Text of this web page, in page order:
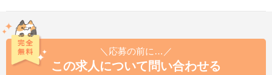
＼応募の前に…／
この求人について問い合わせる